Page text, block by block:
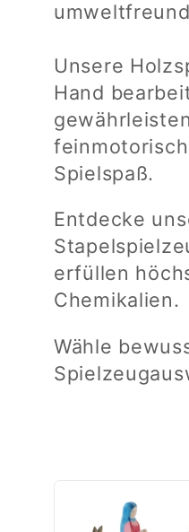
e
g
o
r
i
e
:
Unsere
Hand
Spielspaß.
Entdecke
erfüllen
Chemikalien.
Wähle